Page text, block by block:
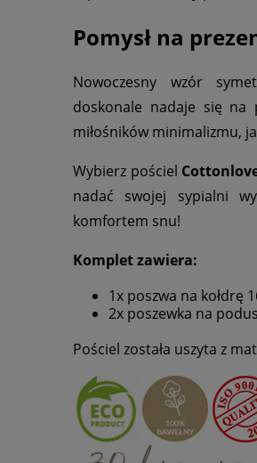
Pomysł na
Nowoczesny wzór
doskonale nadaje się
miłośników minimalizmu,
Wybierz pościel
nadać swojej sypialni
komfortem snu!
Komplet zawiera:
1x poszwa na kołdrę
2x poszewka na
Pościel została uszyta z